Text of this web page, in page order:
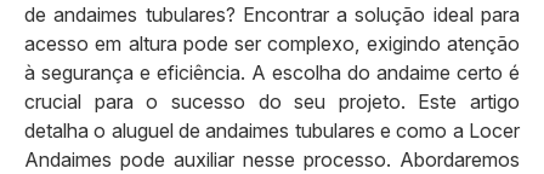
de andaimes tubulares? Encontrar a solução ideal para
acesso em altura pode ser complexo, exigindo atenção
à segurança e eficiência. A escolha do andaime certo é
crucial para o sucesso do seu projeto. Este artigo
detalha o aluguel de andaimes tubulares e como a Locer
Andaimes pode auxiliar nesse processo. Abordaremos